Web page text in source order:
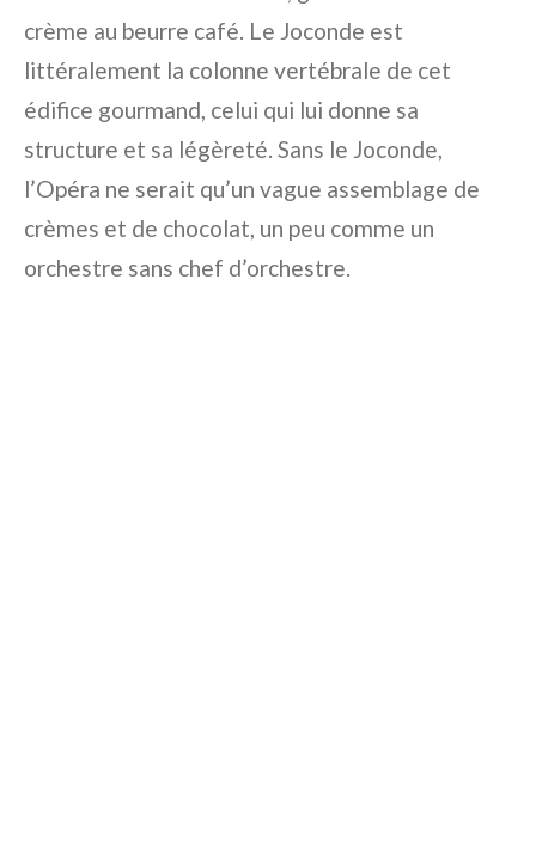
crème au beurre café. Le Joconde est
littéralement la colonne vertébrale de cet
édifice gourmand, celui qui lui donne sa
structure et sa légèreté. Sans le Joconde,
l’Opéra ne serait qu’un vague assemblage de
crèmes et de chocolat, un peu comme un
orchestre sans chef d’orchestre.